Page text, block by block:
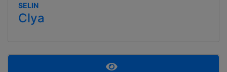
SELIN
Clya